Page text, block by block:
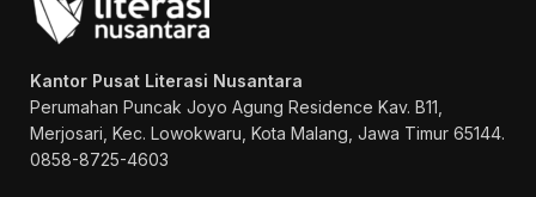
Kantor Pusat Literasi Nusantara
Perumahan Puncak Joyo Agung Residence Kav. B11,
Merjosari, Kec. Lowokwaru, Kota Malang, Jawa Timur 65144.
0858-8725-4603